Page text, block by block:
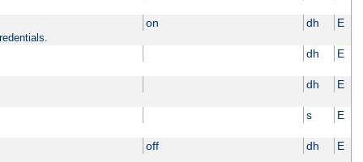
on dh E
dh E
dh E
s E
off dh E